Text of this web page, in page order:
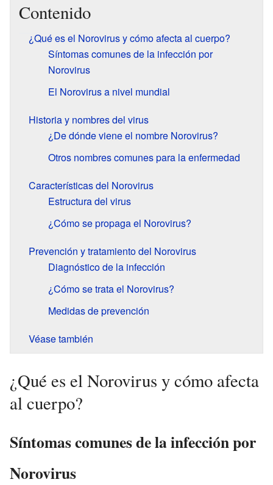
Contenido
¿Qué es el Norovirus y cómo afecta al cuerpo?
Síntomas comunes de la infección por
Norovirus
El Norovirus a nivel mundial
Historia y nombres del virus
¿De dónde viene el nombre Norovirus?
Otros nombres comunes para la enfermedad
Características del Norovirus
Estructura del virus
¿Cómo se propaga el Norovirus?
Prevención y tratamiento del Norovirus
Diagnóstico de la infección
¿Cómo se trata el Norovirus?
Medidas de prevención
Véase también
¿Qué es el Norovirus y cómo afecta
al cuerpo?
Síntomas comunes de la infección por
Norovirus